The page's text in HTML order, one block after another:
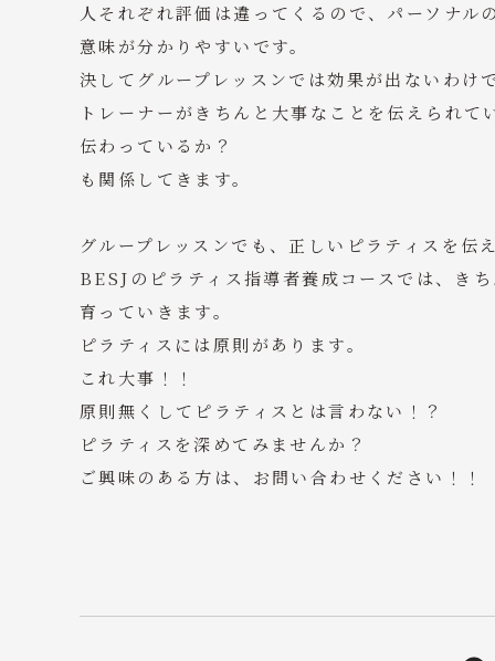
人それぞれ評価は違ってくるので、パーソナル
意味が分かりやすいです。
決してグループレッスンでは効果が出ないわけ
トレーナーがきちんと大事なことを伝えられて
伝わっているか？
も関係してきます。
グループレッスンでも、正しいピラティスを伝
BESJのピラティス指導者養成コースでは、き
育っていきます。
ピラティスには原則があります。
これ大事！！
原則無くしてピラティスとは言わない！？
ピラティスを深めてみませんか？
ご興味のある方は、お問い合わせください！！